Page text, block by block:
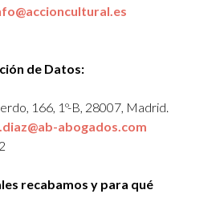
de Datos:
166, 1º-B, 28007, Madrid.
abogados.com
recabamos y para qué